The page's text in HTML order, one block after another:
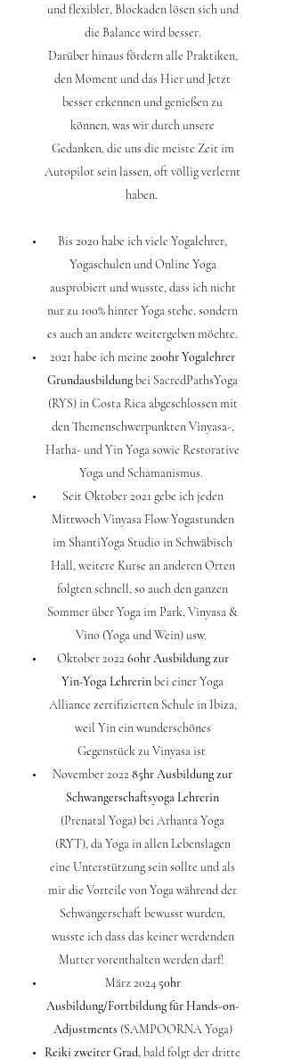
und flexibler, Blockaden lösen sich und
die Balance wird besser.
Darüber hinaus fördern alle Praktiken,
den Moment und das Hier und Jetzt
besser erkennen und genießen zu
können, was wir durch unsere
Gedanken, die uns die meiste Zeit im
Autopilot sein lassen, oft völlig verlernt
haben.
Bis 2020 habe ich viele Yogalehrer,
Yogaschulen und Online Yoga
ausprobiert und wusste, dass ich nicht
nur zu 100% hinter Yoga stehe, sondern
es auch an andere weitergeben möchte.
2021 habe ich meine 200hr Yogalehrer
Grundausbildungbei SacredPathsYoga
(RYS) in Costa Rica abgeschlossen mit
den Themenschwerpunkten Vinyasa-,
Hatha- und Yin Yoga sowie Restorative
Yoga und Schamanismus.
Seit Oktober 2021 gebe ich jeden
Mittwoch Vinyasa Flow Yogastunden
im ShantiYoga Studio in Schwäbisch
Hall, weitere Kurse an anderen Orten
folgten schnell, so auch den ganzen
Sommer über Yoga im Park, Vinyasa &
Vino (Yoga und Wein) usw.
Oktober 2022 60hr Ausbildung zur
Yin-Yoga Lehrerinbei einer Yoga
Alliance zertifizierten Schule in Ibiza,
weil Yin ein wunderschönes
Gegenstück zu Vinyasa ist
November 2022 85hr Ausbildung zur
Schwangerschaftsyoga Lehrerin
(Prenatal Yoga) bei Arhanta Yoga
(RYT), da Yoga in allen Lebenslagen
eine Unterstützung sein sollte und als
mir die Vorteile von Yoga während der
Schwangerschaft bewusst wurden,
wusste ich dass das keiner werdenden
Mutter vorenthalten werden darf!
März 202450hr
Ausbildung/Fortbildung für Hands-on-
Adjustments (SAMPOORNA Yoga)
Reiki zweiter Grad, bald folgt der dritte